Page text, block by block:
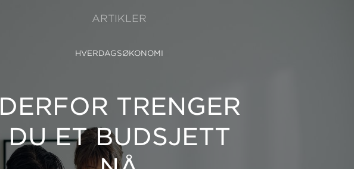
ARTIKLER
HVERDAGSØKONOMI
DERFOR TRENGER
DU ET BUDSJETT